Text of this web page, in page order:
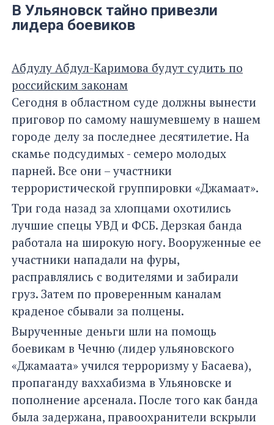
В Ульяновск тайно привезли
лидера боевиков
Абдулу Абдул-Каримова будут судить по
российским законам
Сегодня в областном суде должны вынести
приговор по самому нашумевшему в нашем
городе делу за последнее десятилетие. На
скамье подсудимых - семеро молодых
парней. Все они – участники
террористической группировки «Джамаат».
Три года назад за хлопцами охотились
лучшие спецы УВД и ФСБ. Дерзкая банда
работала на широкую ногу. Вооруженные ее
участники нападали на фуры,
расправлялись с водителями и забирали
груз. Затем по проверенным каналам
краденое сбывали за полцены.
Вырученные деньги шли на помощь
боевикам в Чечню (лидер ульяновского
«Джамаата» учился терроризму у Басаева),
пропаганду ваххабизма в Ульяновске и
пополнение арсенала. После того как банда
была задержана, правоохранители вскрыли